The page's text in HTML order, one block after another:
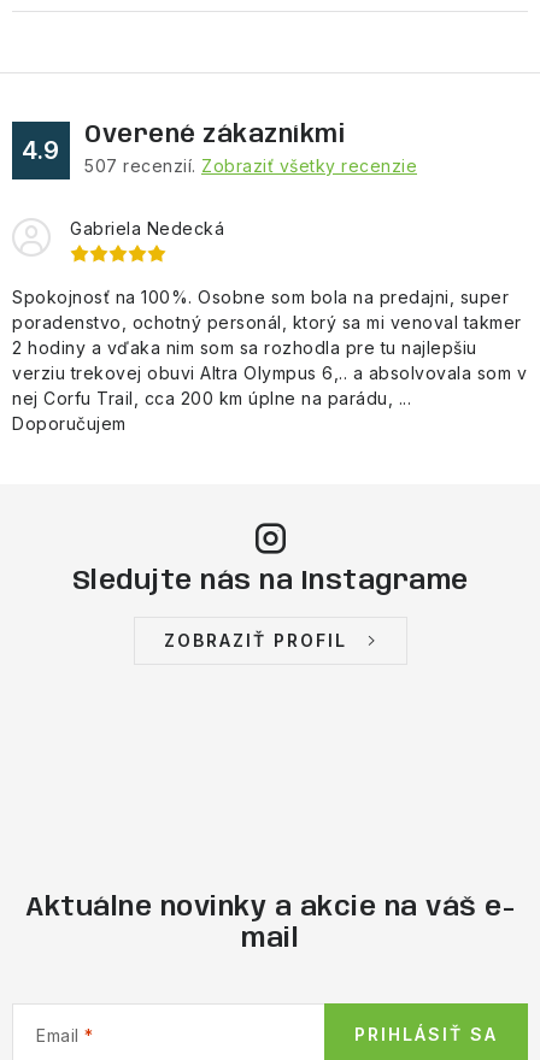
4.9
Overené zákazníkmi
507 recenzií. Zobraziť všetky recenzie
Gabriela Nedecká
Spokojnosť na 100%. Osobne som bola na predajni, super
poradenstvo, ochotný personál, ktorý sa mi venoval takmer
2 hodiny a vďaka nim som sa rozhodla pre tu najlepšiu
verziu trekovej obuvi Altra Olympus 6,.. a absolvovala som v
nej Corfu Trail, cca 200 km úplne na parádu, ...
Doporučujem
Sledujte nás na Instagrame
ZOBRAZIŤ PROFIL
Aktuálne novinky a akcie na váš e-
mail
Email PRIHLÁSIŤ SA